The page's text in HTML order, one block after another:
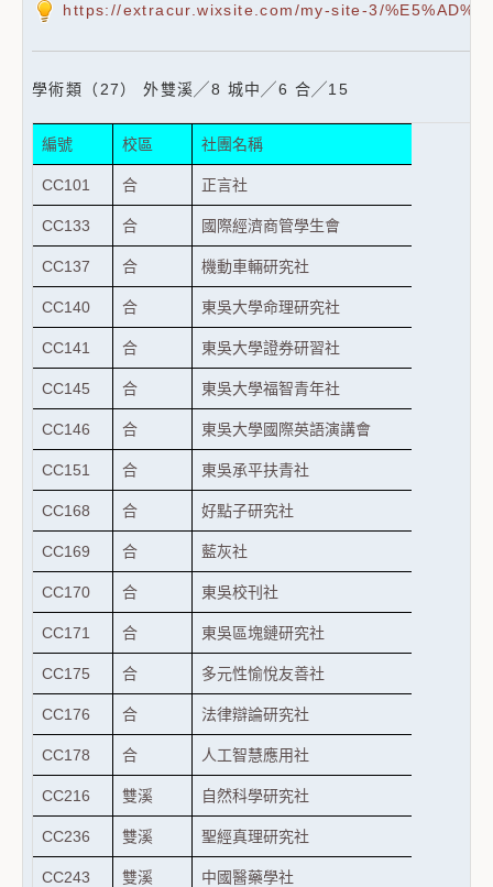
https://extracur.wixsite.com/my-site-3/
學術類（27） 外雙溪╱8 城中╱6 合╱15
編號 校區 社團名稱
CC101 合 正言社
CC133 合 國際經濟商管學生會
CC137 合 機動車輛研究社
CC140 合 東吳大學命理研究社
CC141 合 東吳大學證券研習社
CC145 合 東吳大學福智青年社
CC146 合 東吳大學國際英語演講會
CC151 合 東吳承平扶青社
CC168 合 好點子研究社
CC169 合 藍灰社
CC170 合 東吳校刊社
CC171 合 東吳區塊鏈研究社
CC175 合 多元性愉悅友善社
CC176 合 法律辯論研究社
CC178 合 人工智慧應用社
CC216 雙溪 自然科學研究社
CC236 雙溪 聖經真理研究社
CC243 雙溪 中國醫藥學社